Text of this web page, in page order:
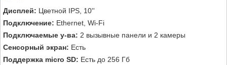
Дисплей: Цветной IPS, 10''
Подключение: Ethernet, Wi-Fi
Подключаемые у-ва: 2 вызывные панели и 2 камеры
Сенсорный экран: Есть
Поддержка micro SD: Есть до 256 Гб